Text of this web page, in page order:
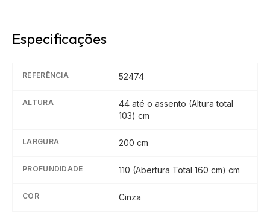
Especificações
REFERÊNCIA 52474
ALTURA
44 até o assento (Altura total
103) cm
LARGURA 200 cm
PROFUNDIDADE 110 (Abertura Total 160 cm) cm
COR Cinza